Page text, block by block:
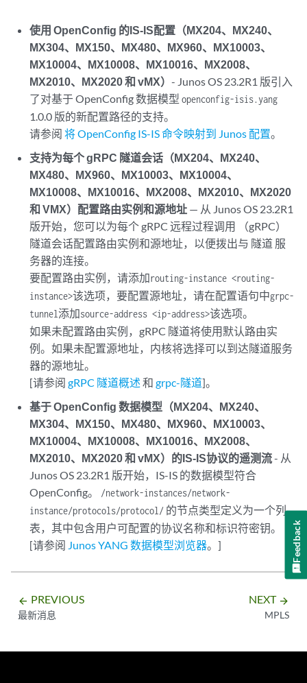
使用 OpenConfig 的IS-IS配置（MX204、MX240、
MX304、MX150、MX480、MX960、MX10003、
MX10004、MX10008、MX10016、MX2008、
MX2010、MX2020 和 vMX）- Junos OS 23.2R1 版引入
了对基于 OpenConfig 数据模型openconfig-isis.yang
1.0.0 版的新配置路径的支持。
请参阅将 OpenConfig IS-IS 命令映射到 Junos 配置。
支持为每个 gRPC 隧道会话（MX204、MX240、
MX480、MX960、MX10003、MX10004、
MX10008、MX10016、MX2008、MX2010、MX2020
和 VMX）配置路由实例和源地址 — 从 Junos OS 23.2R1
版开始，您可以为每个 gRPC 远程过程调用 （gRPC）
隧道会话配置路由实例和源地址，以便拨出与 隧道 服
务器的连接。
要配置路由实例，请添加routing-instance <routing-
instance>该选项，要配置源地址，请在配置语句中grpc-
tunnel添加source-address <ip-address>该选项。
如果未配置路由实例，gRPC 隧道将使用默认路由实
例。如果未配置源地址，内核将选择可以到达隧道服务
器的源地址。
[请参阅gRPC 隧道概述 和grpc-隧道]。
基于 OpenConfig 数据模型（MX204、MX240、
MX304、MX150、MX480、MX960、MX10003、
MX10004、MX10008、MX10016、MX2008、
MX2010、MX2020 和 vMX）的IS-IS协议的遥测流- 从
Junos OS 23.2R1 版开始，IS-IS 的数据模型符合
OpenConfig。 /network-instances/network-
instance/protocols/protocol/ 的节点类型定义为一个列
表，其中包含用户可配置的协议名称和标识符密钥。
[请参阅 Junos YANG 数据模型浏览器。]
arrow_backward PREVIOUS
最新消息
NEXT arrow_forward
MPLS
Feedback